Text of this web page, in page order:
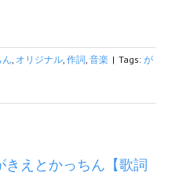
オリジナル 作詞 音楽 | Tags: が
えとかっちん【歌詞